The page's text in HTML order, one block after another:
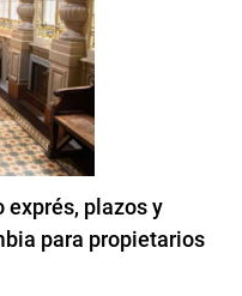
exprés, plazos y
para propietarios